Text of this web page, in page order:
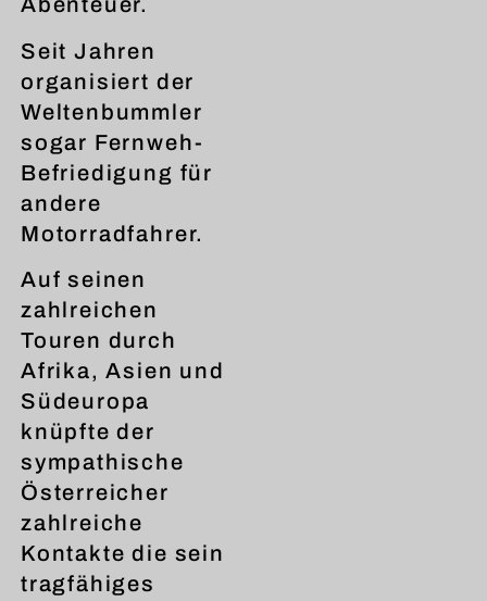
Abenteuer.
Seit Jahren
organisiert der
Weltenbummler
sogar Fernweh-
Befriedigung für
andere
Motorradfahrer.
Auf seinen
zahlreichen
Touren durch
Afrika, Asien und
Südeuropa
knüpfte der
sympathische
Österreicher
zahlreiche
Kontakte die sein
tragfähiges